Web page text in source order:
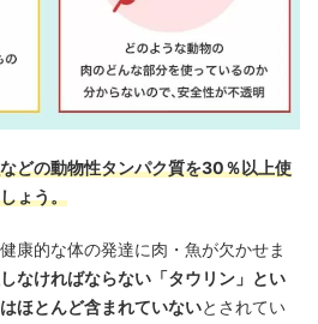
どの動物性タンパク質を30％以上使
ょう。
康的な体の発達に肉・魚が欠かせま
なければならない「タウリン」とい
ほとんど含まれていないとされてい